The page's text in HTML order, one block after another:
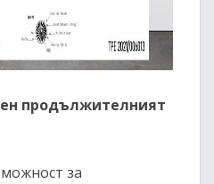
продължителният
за